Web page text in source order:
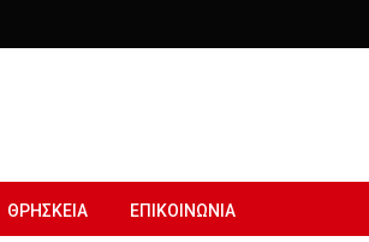
ΘΡΗΣΚΕΙΑ ΕΠΙΚΟΙΝΩΝΙΑ